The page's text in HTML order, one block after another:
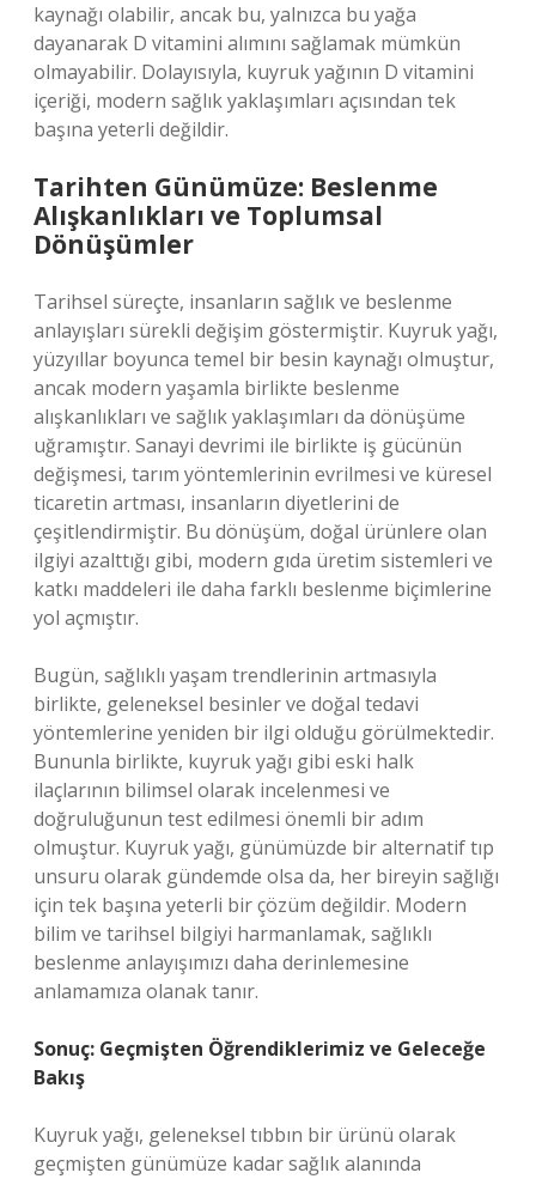
kaynağı olabilir, ancak bu, yalnızca bu yağa
dayanarak D vitamini alımını sağlamak mümkün
olmayabilir. Dolayısıyla, kuyruk yağının D vitamini
içeriği, modern sağlık yaklaşımları açısından tek
başına yeterli değildir.
Tarihten Günümüze: Beslenme
Alışkanlıkları ve Toplumsal
Dönüşümler
Tarihsel süreçte, insanların sağlık ve beslenme
anlayışları sürekli değişim göstermiştir. Kuyruk yağı,
yüzyıllar boyunca temel bir besin kaynağı olmuştur,
ancak modern yaşamla birlikte beslenme
alışkanlıkları ve sağlık yaklaşımları da dönüşüme
uğramıştır. Sanayi devrimi ile birlikte iş gücünün
değişmesi, tarım yöntemlerinin evrilmesi ve küresel
ticaretin artması, insanların diyetlerini de
çeşitlendirmiştir. Bu dönüşüm, doğal ürünlere olan
ilgiyi azalttığı gibi, modern gıda üretim sistemleri ve
katkı maddeleri ile daha farklı beslenme biçimlerine
yol açmıştır.
Bugün, sağlıklı yaşam trendlerinin artmasıyla
birlikte, geleneksel besinler ve doğal tedavi
yöntemlerine yeniden bir ilgi olduğu görülmektedir.
Bununla birlikte, kuyruk yağı gibi eski halk
ilaçlarının bilimsel olarak incelenmesi ve
doğruluğunun test edilmesi önemli bir adım
olmuştur. Kuyruk yağı, günümüzde bir alternatif tıp
unsuru olarak gündemde olsa da, her bireyin sağlığı
için tek başına yeterli bir çözüm değildir. Modern
bilim ve tarihsel bilgiyi harmanlamak, sağlıklı
beslenme anlayışımızı daha derinlemesine
anlamamıza olanak tanır.
Sonuç: Geçmişten Öğrendiklerimiz ve Geleceğe
Bakış
Kuyruk yağı, geleneksel tıbbın bir ürünü olarak
geçmişten günümüze kadar sağlık alanında